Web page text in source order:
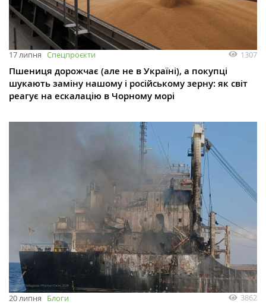
17 липня Спецпроєкти 1307
Пшениця дорожчає (але не в Україні), а покупці
шукають заміну нашому і російському зерну: як світ
реагує на ескалацію в Чорному морі
20 липня Блоги 3862